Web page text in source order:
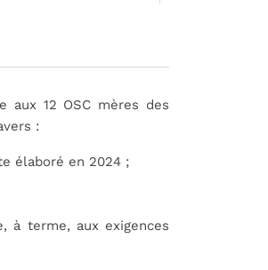
aux 12 OSC mères des
:
élaboré en 2024 ;
à terme, aux exigences